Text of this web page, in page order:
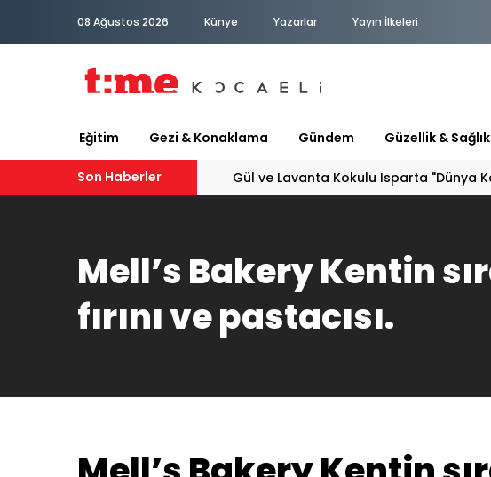
08 Ağustos 2026 Künye Yazarlar Yayın İlkeleri
Eğitim Gezi & Konaklama Gündem Güzellik & Sağlık
Son Haberler Gül ve Lavanta Kokulu Isparta "Dünya
Mell’s Bakery Kentin
fırını ve pastacısı.